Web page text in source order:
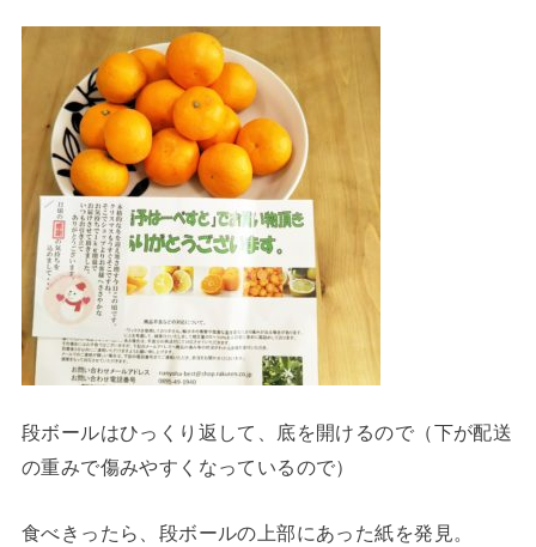
段ボールはひっくり返して、底を開けるので（下が配送
の重みで傷みやすくなっているので）
食べきったら、段ボールの上部にあった紙を発見。